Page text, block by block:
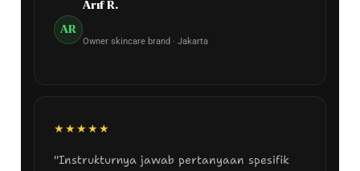
AR
Arif R.
Owner skincare brand · Jakarta
★★★★★
"Instrukturnya jawab pertanyaan spesifik